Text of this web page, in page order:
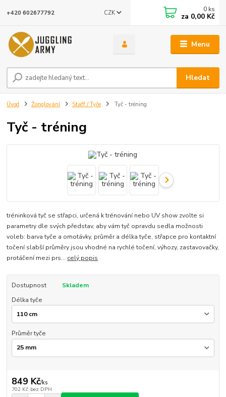
Menu
CZK
Hledat
+420 602677792 0 ks
za 0,00 Kč
Úvod Žonglování Staff / Tyče Tyč - tréning
Tyč - tréning
tréninková tyč se střapci, určená k trénování nebo UV show zvolte si
parametry dle svých představ, aby vám tyč opravdu sedla možnosti
voleb: barva tyče a omotávky, průměr a délka tyče, střapce pro kontaktní
točení slabší průměry jsou vhodné na rychlé točení, výhozy, zastavovačky,
protáčení mezi prs... celý popis
Dostupnost
Skladem
Délka tyče
Průměr tyče
849 Kč/ks
702 Kč bez DPH